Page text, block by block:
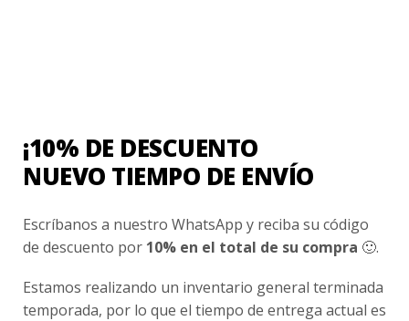
¡10% DE DESCUENTO
NUEVO TIEMPO DE ENVÍO
Escríbanos a nuestro WhatsApp y reciba su código
de descuento por 10% en el total de su compra 🙂.
Estamos realizando un inventario general terminada
temporada, por lo que el tiempo de entrega actual es